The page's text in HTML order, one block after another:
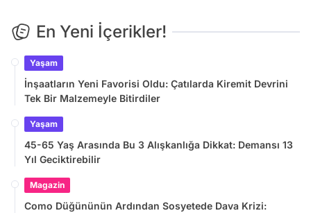
En Yeni İçerikler!
Yaşam
İnşaatların Yeni Favorisi Oldu: Çatılarda Kiremit Devrini
Tek Bir Malzemeyle Bitirdiler
Yaşam
45-65 Yaş Arasında Bu 3 Alışkanlığa Dikkat: Demansı 13
Yıl Geciktirebilir
Magazin
Como Düğününün Ardından Sosyetede Dava Krizi: